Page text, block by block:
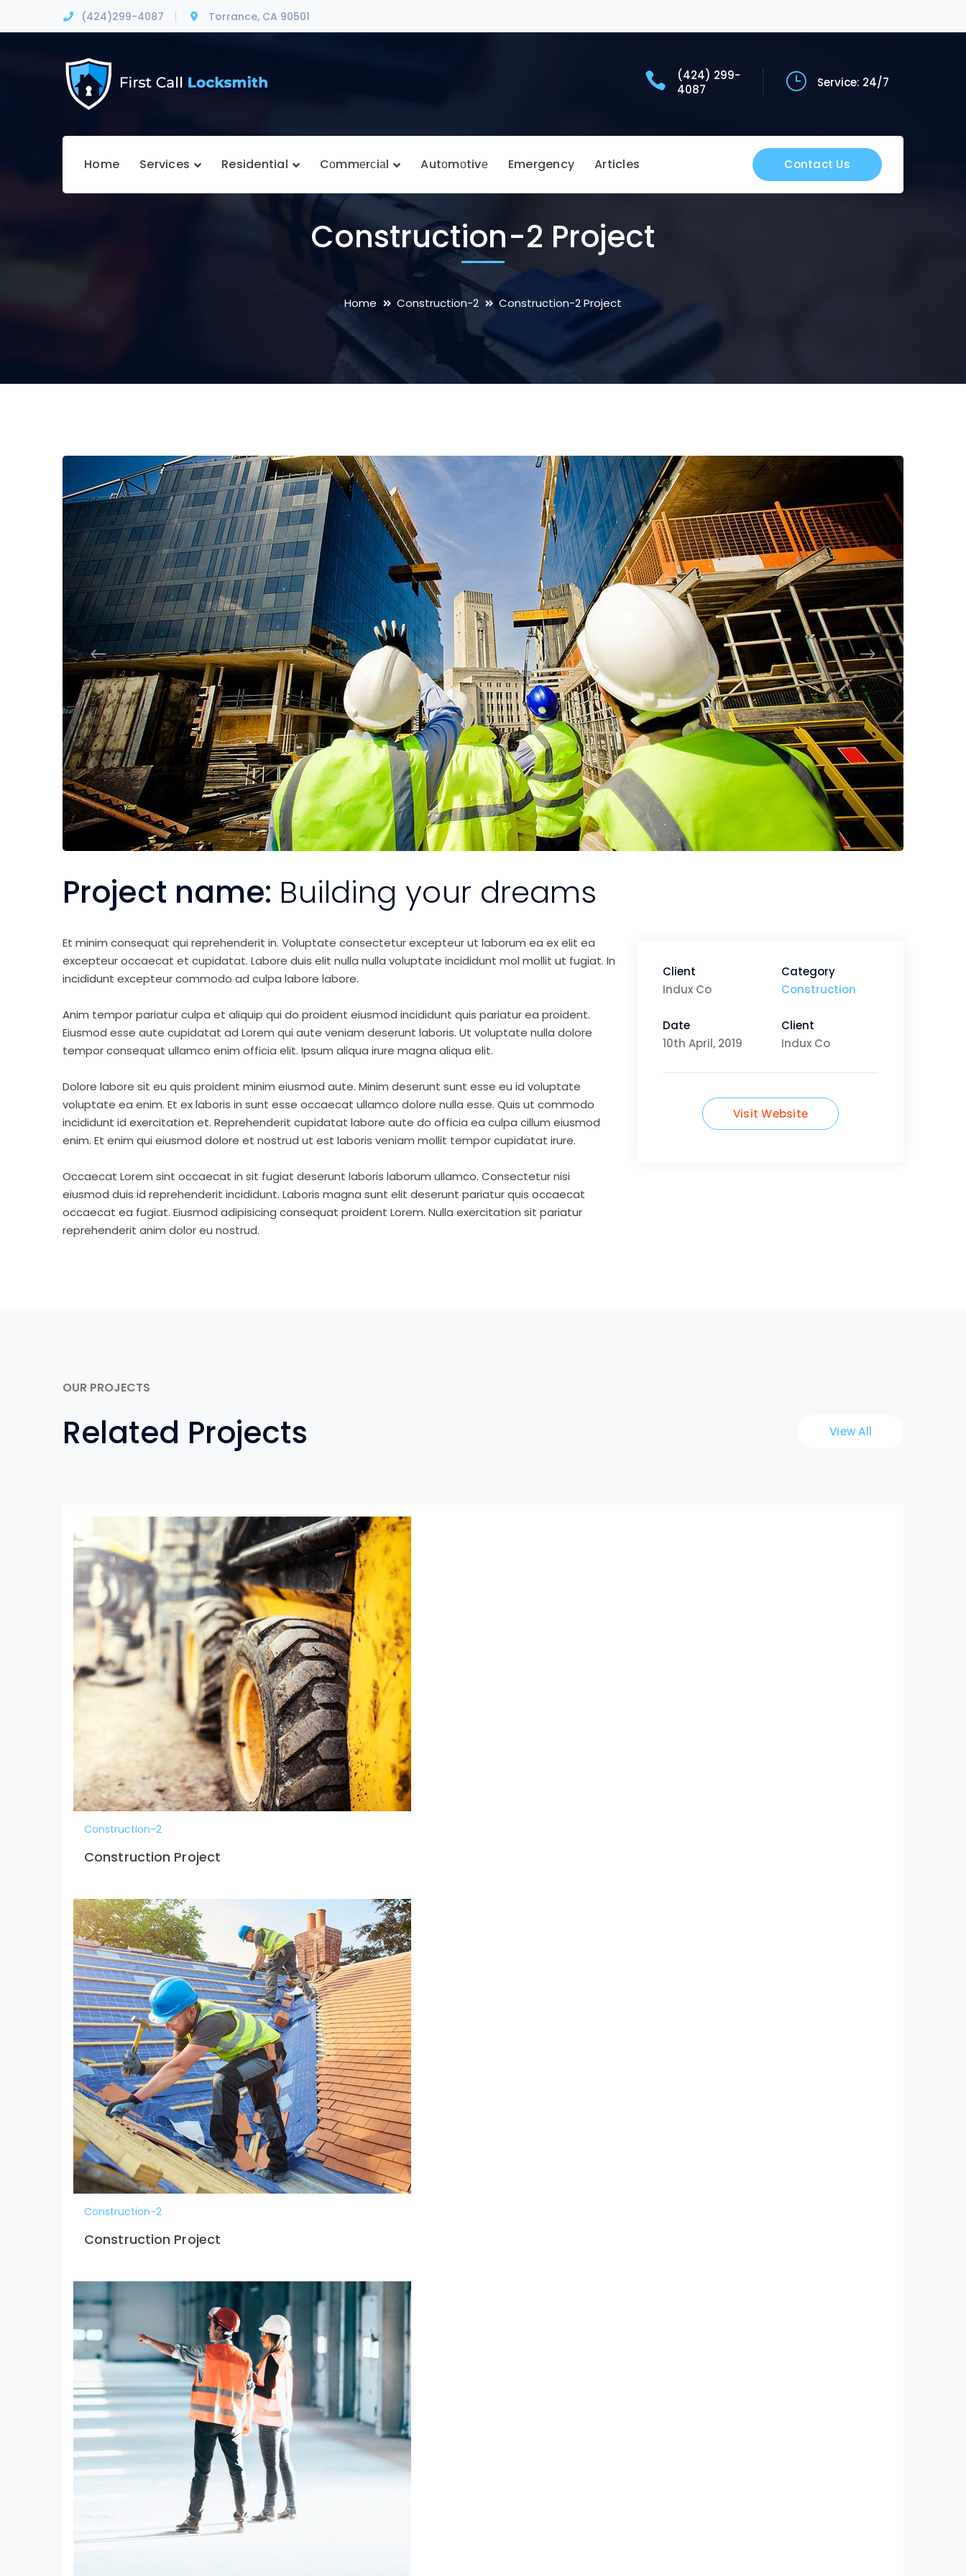
(424)299-4087 Torrance, CA 90501
(424) 299-
4087
Service: 24/7
Contact Us
Home Services Residential Cоmmеrсiаl Autоmоtivе Emergency Articles
Construction-2 Project
Home Construction-2 Construction-2 Project
Project name: Building your dreams
Et minim consequat qui reprehenderit in. Voluptate consectetur excepteur ut laborum ea ex elit ea
excepteur occaecat et cupidatat. Labore duis elit nulla nulla voluptate incididunt mol mollit ut fugiat. In
incididunt excepteur commodo ad culpa labore labore.
Anim tempor pariatur culpa et aliquip qui do proident eiusmod incididunt quis pariatur ea proident.
Eiusmod esse aute cupidatat ad Lorem qui aute veniam deserunt laboris. Ut voluptate nulla dolore
tempor consequat ullamco enim officia elit. Ipsum aliqua irure magna aliqua elit.
Dolore labore sit eu quis proident minim eiusmod aute. Minim deserunt sunt esse eu id voluptate
voluptate ea enim. Et ex laboris in sunt esse occaecat ullamco dolore nulla esse. Quis ut commodo
incididunt id exercitation et. Reprehenderit cupidatat labore aute do officia ea culpa cillum eiusmod
enim. Et enim qui eiusmod dolore et nostrud ut est laboris veniam mollit tempor cupidatat irure.
Occaecat Lorem sint occaecat in sit fugiat deserunt laboris laborum ullamco. Consectetur nisi
eiusmod duis id reprehenderit incididunt. Laboris magna sunt elit deserunt pariatur quis occaecat
occaecat ea fugiat. Eiusmod adipisicing consequat proident Lorem. Nulla exercitation sit pariatur
reprehenderit anim dolor eu nostrud.
Client
Indux Co
Category
Construction
Date
10th April, 2019
Client
Indux Co
Visit Website
OUR PROJECTS
Related Projects View All
Construction-2
Construction Project
Construction-2
Construction Project